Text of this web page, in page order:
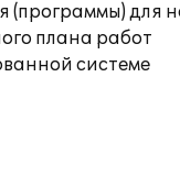
для
плана работ
системе